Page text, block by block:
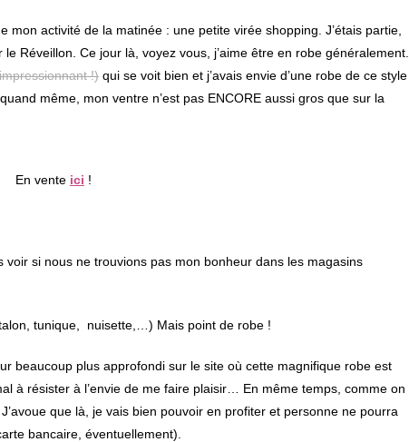
mon activité de la matinée : une petite virée shopping. J’étais partie,
Réveillon. Ce jour là, voyez vous, j’aime être en robe généralement.
!) qui se voit bien et j’avais envie d’une robe de ce style
même, mon ventre n’est pas ENCORE aussi gros que sur la
En vente ici !
voir si nous ne trouvions pas mon bonheur dans les magasins
tunique, nuisette,…) Mais point de robe !
beaucoup plus approfondi sur le site où cette magnifique robe est
à résister à l’envie de me faire plaisir… En même temps, comme on
que là, je vais bien pouvoir en profiter et personne ne pourra
bancaire, éventuellement).